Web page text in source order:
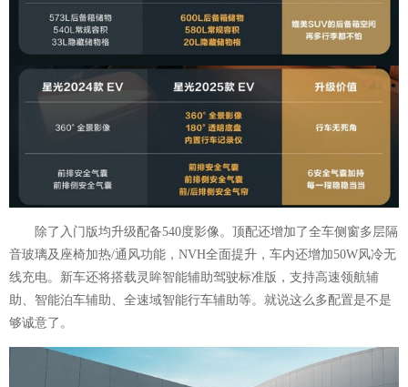
除了入门版均升级配备540度影像。顶配还增加了全车侧窗多层隔
音玻璃及座椅加热/通风功能，NVH全面提升，车内还增加50W风冷无
线充电。新车还将搭载灵眸智能辅助驾驶标准版，支持高速领航辅
助、智能泊车辅助、全速域智能行车辅助等。就说这么多配置是不是
够诚意了。